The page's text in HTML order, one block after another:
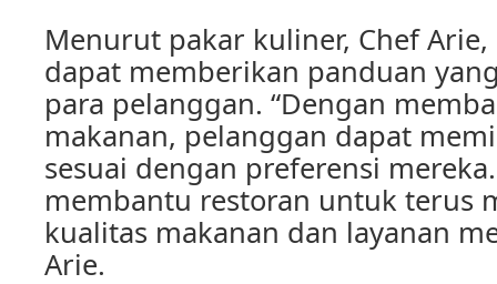
Menurut pakar kuliner, Chef
dapat memberikan panduan
para pelanggan. “Dengan
makanan, pelanggan dapat
sesuai dengan preferensi
membantu restoran untuk terus
kualitas makanan dan layanan
Arie.